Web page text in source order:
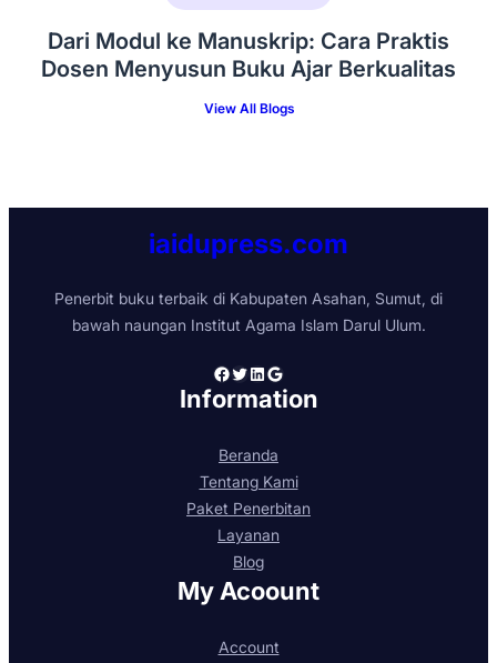
Dari Modul ke Manuskrip: Cara Praktis
Dosen Menyusun Buku Ajar Berkualitas
View All Blogs
iaidupress.com
Penerbit buku terbaik di Kabupaten Asahan, Sumut, di
bawah naungan Institut Agama Islam Darul Ulum.
Facebook Twitter LinkedIn Google
Information
Beranda
Tentang Kami
Paket Penerbitan
Layanan
Blog
My Acoount
Account